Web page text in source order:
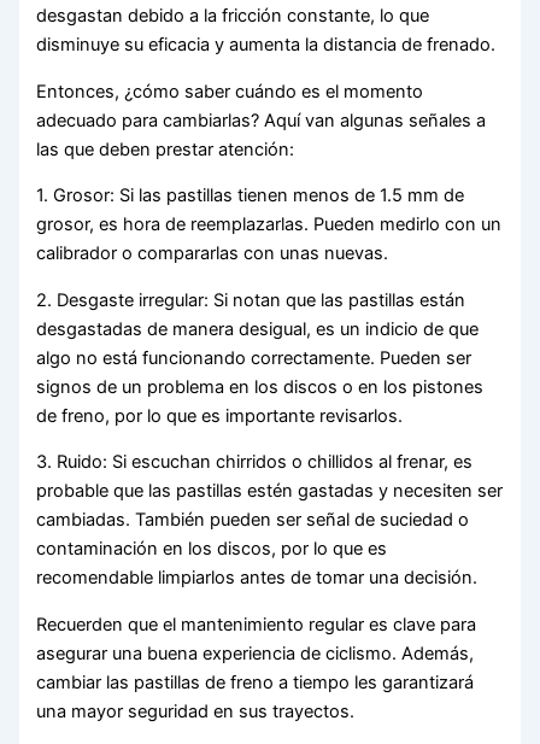
desgastan debido a la fricción constante, lo que
disminuye su eficacia y aumenta la distancia de frenado.
Entonces, ¿cómo saber cuándo es el momento
adecuado para cambiarlas? Aquí van algunas señales a
las que deben prestar atención:
1. Grosor: Si las pastillas tienen menos de 1.5 mm de
grosor, es hora de reemplazarlas. Pueden medirlo con un
calibrador o compararlas con unas nuevas.
2. Desgaste irregular: Si notan que las pastillas están
desgastadas de manera desigual, es un indicio de que
algo no está funcionando correctamente. Pueden ser
signos de un problema en los discos o en los pistones
de freno, por lo que es importante revisarlos.
3. Ruido: Si escuchan chirridos o chillidos al frenar, es
probable que las pastillas estén gastadas y necesiten ser
cambiadas. También pueden ser señal de suciedad o
contaminación en los discos, por lo que es
recomendable limpiarlos antes de tomar una decisión.
Recuerden que el mantenimiento regular es clave para
asegurar una buena experiencia de ciclismo. Además,
cambiar las pastillas de freno a tiempo les garantizará
una mayor seguridad en sus trayectos.